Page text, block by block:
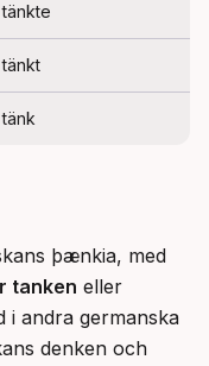
tänkte
tänkt
tänk
þænkia, med
tanken
i andra germanska
denken och